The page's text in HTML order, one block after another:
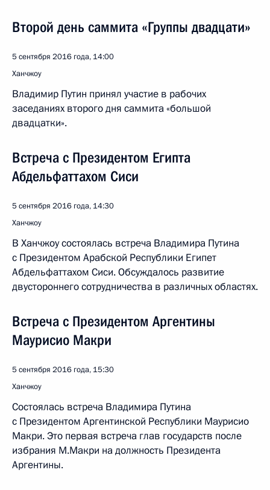
Второй день саммита «Группы двадцати»
5 сентября 2016 года, 14:00
Ханчжоу
Владимир Путин принял участие в рабочих
заседаниях второго дня саммита «большой
двадцатки».
Встреча с Президентом Египта
Абдельфаттахом Сиси
5 сентября 2016 года, 14:30
Ханчжоу
В Ханчжоу состоялась встреча Владимира Путина
с Президентом Арабской Республики Египет
Абдельфаттахом Сиси. Обсуждалось развитие
двустороннего сотрудничества в различных областях.
Встреча с Президентом Аргентины
Маурисио Макри
5 сентября 2016 года, 15:30
Ханчжоу
Состоялась встреча Владимира Путина
с Президентом Аргентинской Республики Маурисио
Макри. Это первая встреча глав государств после
избрания М.Макри на должность Президента
Аргентины.